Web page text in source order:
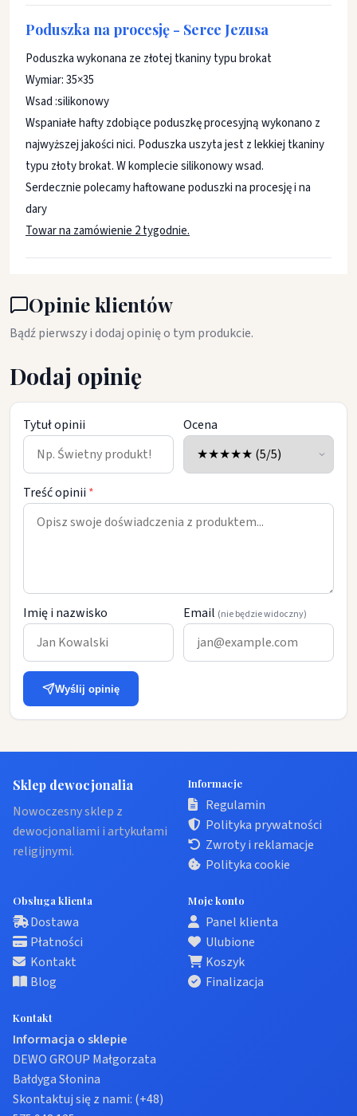
Poduszka na procesję - Serce Jezusa
Poduszka wykonana ze złotej tkaniny typu brokat
Wymiar: 35×35
Wsad :silikonowy
Wspaniałe hafty zdobiące poduszkę procesyjną wykonano z
najwyższej jakości nici. Poduszka uszyta jest z lekkiej tkaniny
typu złoty brokat. W komplecie silikonowy wsad.
Serdecznie polecamy haftowane poduszki na procesję i na
dary
Towar na zamówienie 2 tygodnie.
Opinie klientów
Bądź pierwszy i dodaj opinię o tym produkcie.
Dodaj opinię
Tytuł opinii Ocena
Treść opinii *
Imię i nazwisko Email (nie będzie widoczny)
Wyślij opinię
Sklep dewocjonalia
Nowoczesny sklep z
dewocjonaliami i artykułami
religijnymi.
Informacje
Regulamin
Polityka prywatności
Zwroty i reklamacje
Polityka cookie
Obsługa klienta
Dostawa
Płatności
Kontakt
Blog
Moje konto
Panel klienta
Ulubione
Koszyk
Finalizacja
Kontakt
Informacja o sklepie
DEWO GROUP Małgorzata
Bałdyga Słonina
Skontaktuj się z nami: (+48)